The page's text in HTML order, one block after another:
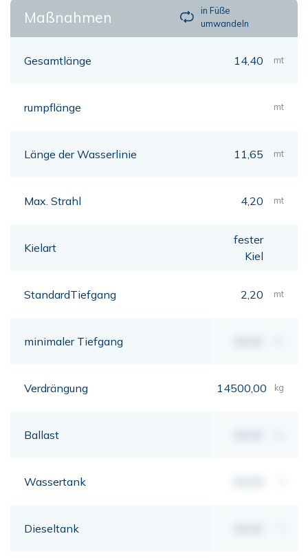
Maßnahmen
in Füße
umwandeln
Gesamtlänge 14,40 mt
rumpflänge mt
Länge der Wasserlinie 11,65 mt
Max. Strahl 4,20 mt
Kielart
fester
Kiel
StandardTiefgang 2,20 mt
minimaler Tiefgang
Verdrängung 14500,00 kg
Ballast
Wassertank
Dieseltank